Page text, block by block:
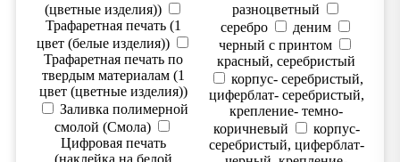
разноцветный
серебро
деним
черный с принтом
красный, серебристый
корпус- серебристый,
циферблат- серебристый,
крепление- темно-
коричневый
корпус-
серебристый, циферблат-
(цветные изделия))
Трафаретная печать (1
цвет (белые изделия))
Трафаретная печать по
твердым материалам (1
цвет (цветные изделия))
Заливка полимерной
смолой (Смола)
Цифровая печать
(наклейка на белой